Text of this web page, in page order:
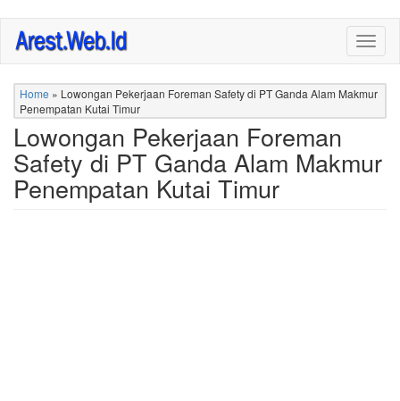
Skip
main
content
Home » Lowongan Pekerjaan Foreman Safety di PT Ganda Alam Makmur
Penempatan Kutai Timur
Lowongan Pekerjaan Foreman
Safety di PT Ganda Alam Makmur
Penempatan Kutai Timur